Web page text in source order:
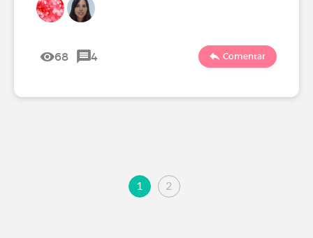
68 4 Comentar
1 2